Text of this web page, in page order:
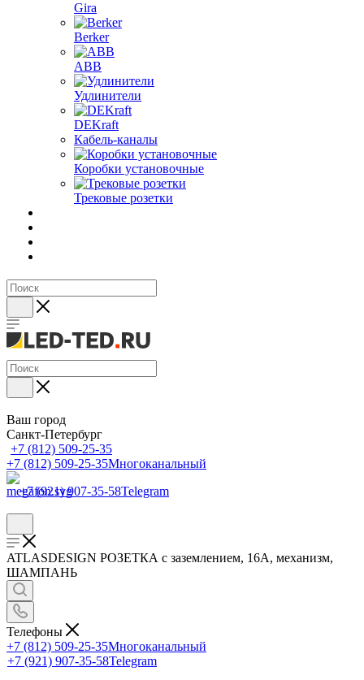
Gira
Berker
ABB
Удлинители
DEKraft
Кабель-каналы
Коробки установочные
Трековые розетки
Ваш город
Санкт-Петербург
+7 (812) 509-25-35
+7 (812) 509-25-35Многоканальный
+7 (921) 907-35-58Telegram
ATLASDESIGN РОЗЕТКА с заземлением, 16А, механизм,
ШАМПАНЬ
Телефоны
+7 (812) 509-25-35Многоканальный
+7 (921) 907-35-58Telegram